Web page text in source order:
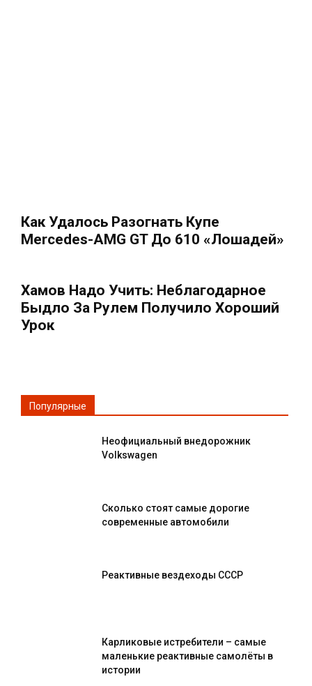
Как Удалось Разогнать Купе
Mercedes-AMG GT До 610 «лошадей»
Хамов Надо Учить: Неблагодарное
Быдло За Рулем Получило Хороший
Урок
Популярные
Неофициальный внедорожник
Volkswagen
Сколько стоят самые дорогие
современные автомобили
Реактивные вездеходы СССР
Карликовые истребители – самые
маленькие реактивные самолёты в
истории